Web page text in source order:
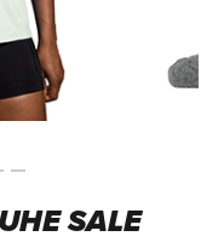
SALE